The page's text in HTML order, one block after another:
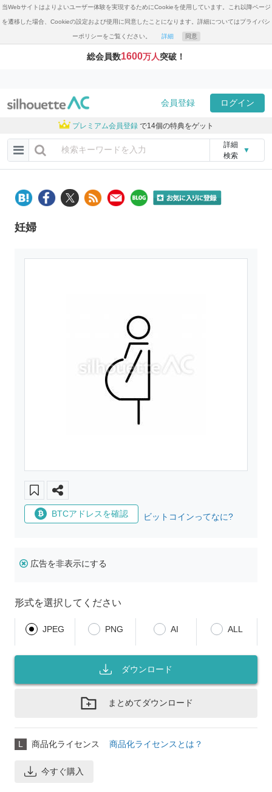
当Webサイトはよりよいユーザー体験を実現するためにCookieを使用しています。これ以降ページ
を遷移した場合、Cookieの設定および使用に同意したことになります。詳細についてはプライバシ
ーポリシーをご覧ください。 詳細 同意
総会員数1600万人突破！
会員登録 ログイン
プレミアム会員登録 で14個の特典をゲット
詳細
検索
▼
妊婦
BTCアドレスを確認 ビットコインってなに?
広告を非表示にする
形式を選択してください
JPEG PNG AI ALL
ダウンロード
まとめてダウンロード
L 商品化ライセンス 商品化ライセンスとは？
今すぐ購入